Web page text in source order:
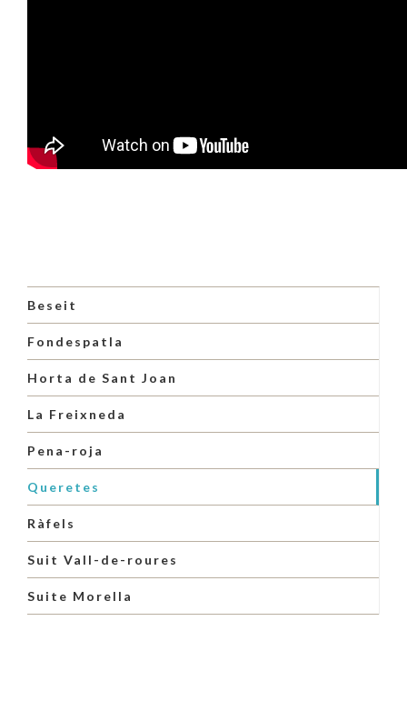
Beseit
Fondespatla
Horta de Sant Joan
La Freixneda
Pena-roja
Queretes
Ràfels
Suit Vall-de-roures
Suite Morella